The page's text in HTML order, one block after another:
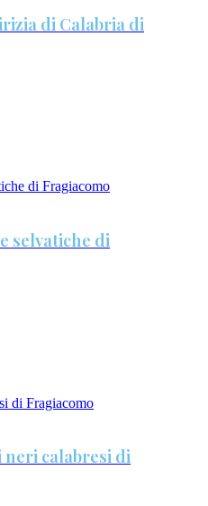
di Calabria di
selvatiche di
calabresi di